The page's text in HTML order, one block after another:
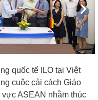
Next
quốc tế ILO tại Việt
cuộc cải cách Giáo
ASEAN nhằm thúc